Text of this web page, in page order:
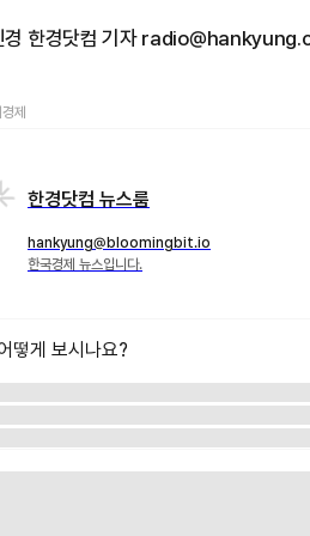
경 한경닷컴 기자
제
한경닷컴 뉴스룸
hankyung@bloomingbit.io
한국경제 뉴스입니다.
떻게 보시나요?